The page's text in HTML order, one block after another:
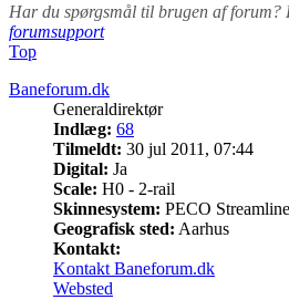
Har du spørgsmål til brugen af forum?
forumsupport
Top
Baneforum.dk
Generaldirektør
Indlæg: 68
Tilmeldt: 30 jul 2011, 07:44
Digital: Ja
Scale: H0 - 2-rail
Skinnesystem: PECO Streamline
Geografisk sted: Aarhus
Kontakt:
Kontakt Baneforum.dk
Websted